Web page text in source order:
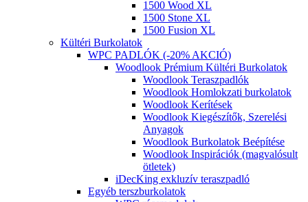
1500 Wood XL
1500 Stone XL
1500 Fusion XL
Kültéri Burkolatok
WPC PADLÓK (-20% AKCIÓ)
Woodlook Prémium Kültéri Burkolatok
Woodlook Teraszpadlók
Woodlook Homlokzati burkolatok
Woodlook Kerítések
Woodlook Kiegészítők, Szerelési
Anyagok
Woodlook Burkolatok Beépítése
Woodlook Inspirációk (magvalósult
ötletek)
iDecKing exkluzív teraszpadló
Egyéb terszburkolatok